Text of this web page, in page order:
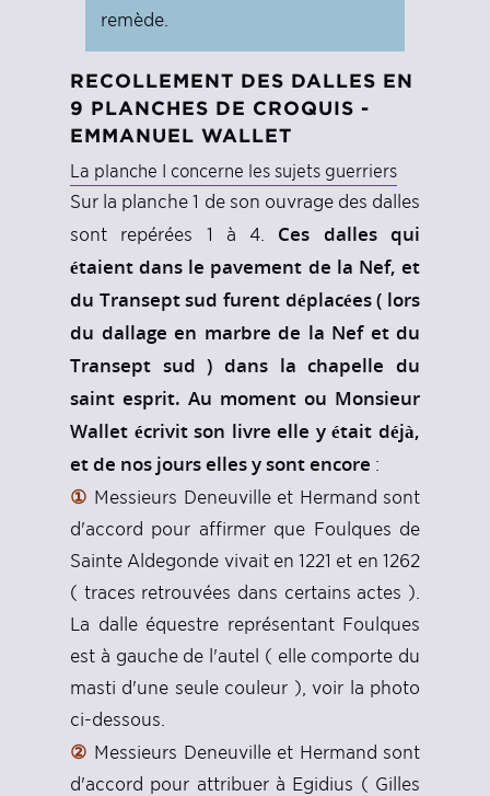
remède.
RECOLLEMENT DES DALLES EN
9 PLANCHES DE CROQUIS -
EMMANUEL WALLET
La planche I concerne les sujets guerriers
Sur la planche 1 de son ouvrage des dalles
sont repérées 1 à 4. Ces dalles qui
étaient dans le pavement de la Nef, et
du Transept sud furent déplacées ( lors
du dallage en marbre de la Nef et du
Transept sud ) dans la chapelle du
saint esprit. Au moment ou Monsieur
Wallet écrivit son livre elle y était déjà,
et de nos jours elles y sont encore :
① Messieurs Deneuville et Hermand sont
d'accord pour affirmer que Foulques de
Sainte Aldegonde vivait en 1221 et en 1262
( traces retrouvées dans certains actes ).
La dalle équestre représentant Foulques
est à gauche de l'autel ( elle comporte du
masti d'une seule couleur ), voir la photo
ci-dessous.
② Messieurs Deneuville et Hermand sont
d'accord pour attribuer à Egidius ( Gilles